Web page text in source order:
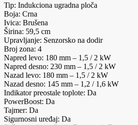
Tip: Indukciona ugradna ploča
Boja: Crna
Ivica: Brušena
Širina: 59,5 cm
Upravljanje: Senzorsko na dodir
Broj zona: 4
Napred levo: 180 mm – 1,5 / 2 kW
Napred desno: 230 mm – 1,5 / 2 kW
Nazad levo: 180 mm – 1,5 / 2 kW
Nazad desno: 145 mm – 1,2 / 1,6 kW
Indikator preostale toplote: Da
PowerBoost: Da
Tajmer: Da
Sigurnosni uređaj: Da